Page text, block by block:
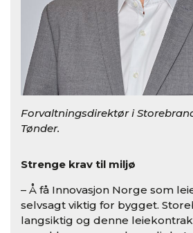
Forvaltningsdirektør i
Tønder.
Strenge krav til miljø
– Å få Innovasjon Norge som
selvsagt viktig for bygget.
langsiktig og denne